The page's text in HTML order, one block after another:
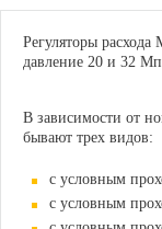
Регуляторы
давление 20 и 32
В зависимости от
бывают трех видов:
с условным
с условным